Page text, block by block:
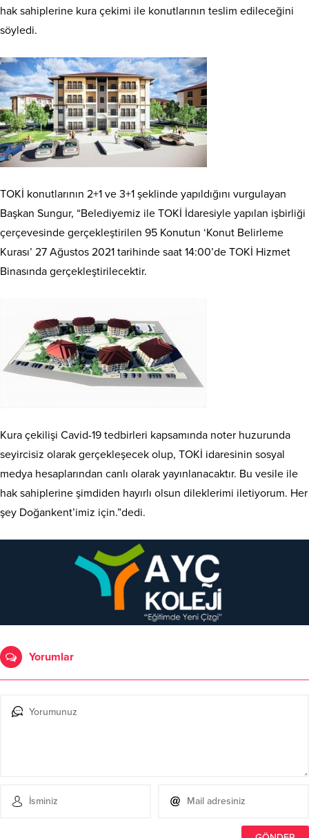
hak sahiplerine kura çekimi ile konutlarının teslim edileceğini
söyledi.
TOKİ konutlarının 2+1 ve 3+1 şeklinde yapıldığını vurgulayan
Başkan Sungur, “Belediyemiz ile TOKİ İdaresiyle yapılan işbirliği
çerçevesinde gerçekleştirilen 95 Konutun ‘Konut Belirleme
Kurası’ 27 Ağustos 2021 tarihinde saat 14:00’de TOKİ Hizmet
Binasında gerçekleştirilecektir.
Kura çekilişi Cavid-19 tedbirleri kapsamında noter huzurunda
seyircisiz olarak gerçekleşecek olup, TOKİ idaresinin sosyal
medya hesaplarından canlı olarak yayınlanacaktır. Bu vesile ile
hak sahiplerine şimdiden hayırlı olsun dileklerimi iletiyorum. Her
şey Doğankent’imiz için.”dedi.
Yorumlar